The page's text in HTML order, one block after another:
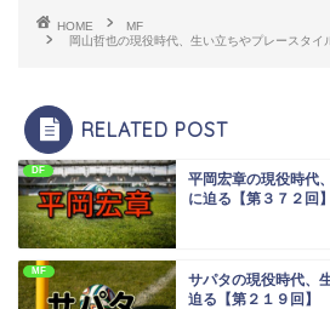
HOME
MF
岡山哲也の現役時代、生い立ちやプレースタイ
RELATED POST
DF
平岡宏章の現役時代
に迫る【第３７２回】
MF
サパタの現役時代、
迫る【第２１９回】